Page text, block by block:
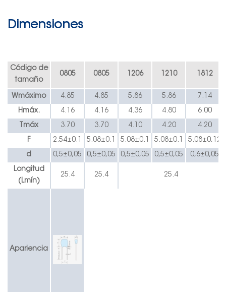
Dimensiones
Código de
tamaño
0805 0805 1206 1210 1812
Wmáximo 4.85 4.85 5.86 5.86 7.14
Hmáx. 4.16 4.16 4.36 4.80 6.00
Tmáx 3.70 3.70 4.10 4.20 4.20
F 2.54±0.1 5.08±0.1 5.08±0.1 5.08±0.1 5.08±0,12
d 0,5±0,05 0,5±0,05 0,5±0,05 0,5±0,05 0,6±0,05
Longitud
(Lmín)
25.4 25.4 25.4
Apariencia